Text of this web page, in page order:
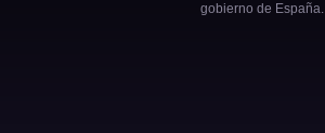
gobierno de España.